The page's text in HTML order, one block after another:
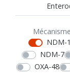
NDM-1
NDM-7
OXA-48